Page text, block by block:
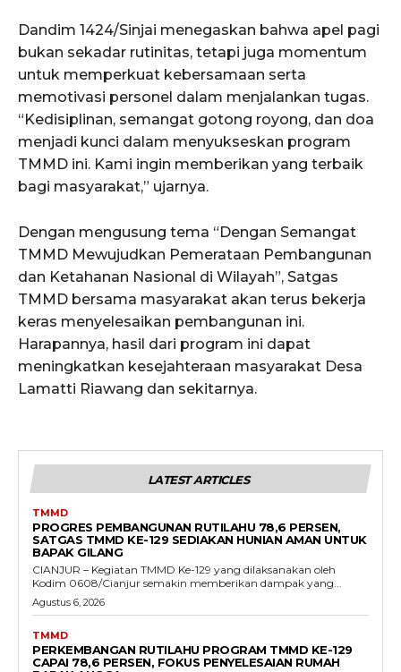
Dandim 1424/Sinjai menegaskan bahwa apel pagi
bukan sekadar rutinitas, tetapi juga momentum
untuk memperkuat kebersamaan serta
memotivasi personel dalam menjalankan tugas.
“Kedisiplinan, semangat gotong royong, dan doa
menjadi kunci dalam menyukseskan program
TMMD ini. Kami ingin memberikan yang terbaik
bagi masyarakat,” ujarnya.
Dengan mengusung tema “Dengan Semangat
TMMD Mewujudkan Pemerataan Pembangunan
dan Ketahanan Nasional di Wilayah”, Satgas
TMMD bersama masyarakat akan terus bekerja
keras menyelesaikan pembangunan ini.
Harapannya, hasil dari program ini dapat
meningkatkan kesejahteraan masyarakat Desa
Lamatti Riawang dan sekitarnya.
LATEST ARTICLES
TMMD
PROGRES PEMBANGUNAN RUTILAHU 78,6 PERSEN,
SATGAS TMMD KE-129 SEDIAKAN HUNIAN AMAN UNTUK
BAPAK GILANG
CIANJUR – Kegiatan TMMD Ke-129 yang dilaksanakan oleh
Kodim 0608/Cianjur semakin memberikan dampak yang...
Agustus 6, 2026
TMMD
PERKEMBANGAN RUTILAHU PROGRAM TMMD KE-129
CAPAI 78,6 PERSEN, FOKUS PENYELESAIAN RUMAH